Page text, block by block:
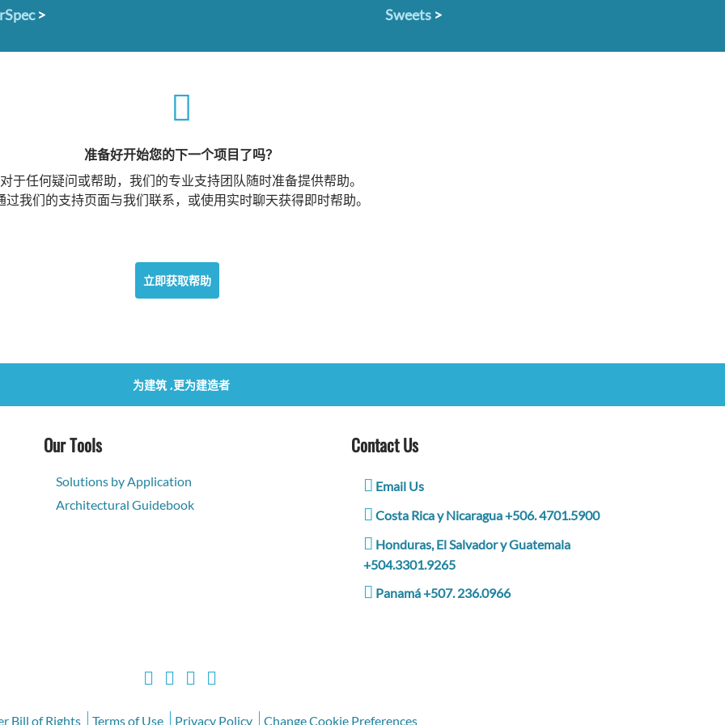
>
Sweets >
准备好开始您的下一个项目了吗？
对于任何疑问或帮助，我们的专业支持团队随时准备提供帮助。
过我们的支持页面与我们联系，或使用实时聊天获得即时帮助。
立即获取帮助
为建筑 ,更为建造者
Our Tools
Solutions by Application
Architectural Guidebook
Contact Us
Email Us
Costa Rica y Nicaragua +506. 4701.5900
Honduras, El Salvador y Guatemala
+504.3301.9265
Panamá +507. 236.0966
Bill of Rights Terms of Use Privacy Policy Change Cookie Preferences